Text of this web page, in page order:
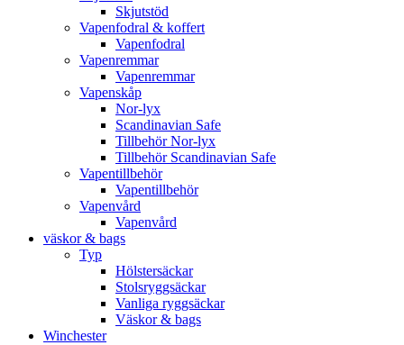
Skjutstöd
Vapenfodral & koffert
Vapenfodral
Vapenremmar
Vapenremmar
Vapenskåp
Nor-lyx
Scandinavian Safe
Tillbehör Nor-lyx
Tillbehör Scandinavian Safe
Vapentillbehör
Vapentillbehör
Vapenvård
Vapenvård
väskor & bags
Typ
Hölstersäckar
Stolsryggsäckar
Vanliga ryggsäckar
Väskor & bags
Winchester